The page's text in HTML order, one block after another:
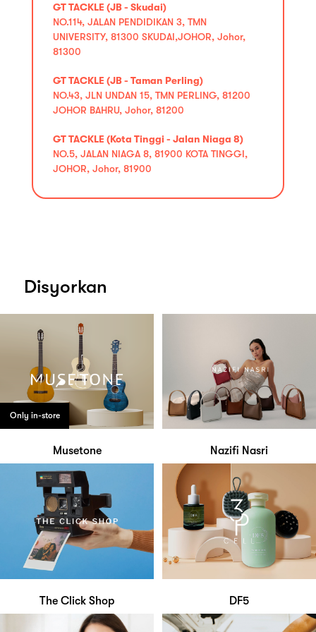
GT TACKLE (JB - Skudai)
NO.114, JALAN PENDIDIKAN 3, TMN
UNIVERSITY, 81300 SKUDAI,JOHOR, Johor,
81300
GT TACKLE (JB - Taman Perling)
NO.43, JLN UNDAN 15, TMN PERLING, 81200
JOHOR BAHRU, Johor, 81200
GT TACKLE (Kota Tinggi - Jalan Niaga 8)
NO.5, JALAN NIAGA 8, 81900 KOTA TINGGI,
JOHOR, Johor, 81900
Disyorkan
Only in-store
Musetone Nazifi Nasri
The Click Shop DF5